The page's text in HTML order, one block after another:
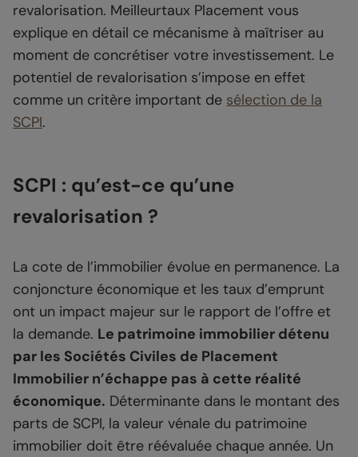
revalorisation. Meilleurtaux Placement vous
explique en détail ce mécanisme à maîtriser au
moment de concrétiser votre investissement. Le
potentiel de revalorisation s’impose en effet
comme un critère important de sélection de la
SCPI.
SCPI : qu’est-ce qu’une
revalorisation ?
La cote de l’immobilier évolue en permanence. La
conjoncture économique et les taux d’emprunt
ont un impact majeur sur le rapport de l’offre et
la demande. Le patrimoine immobilier détenu
par les Sociétés Civiles de Placement
Immobilier n’échappe pas à cette réalité
économique. Déterminante dans le montant des
parts de SCPI, la valeur vénale du patrimoine
immobilier doit être réévaluée chaque année. Un